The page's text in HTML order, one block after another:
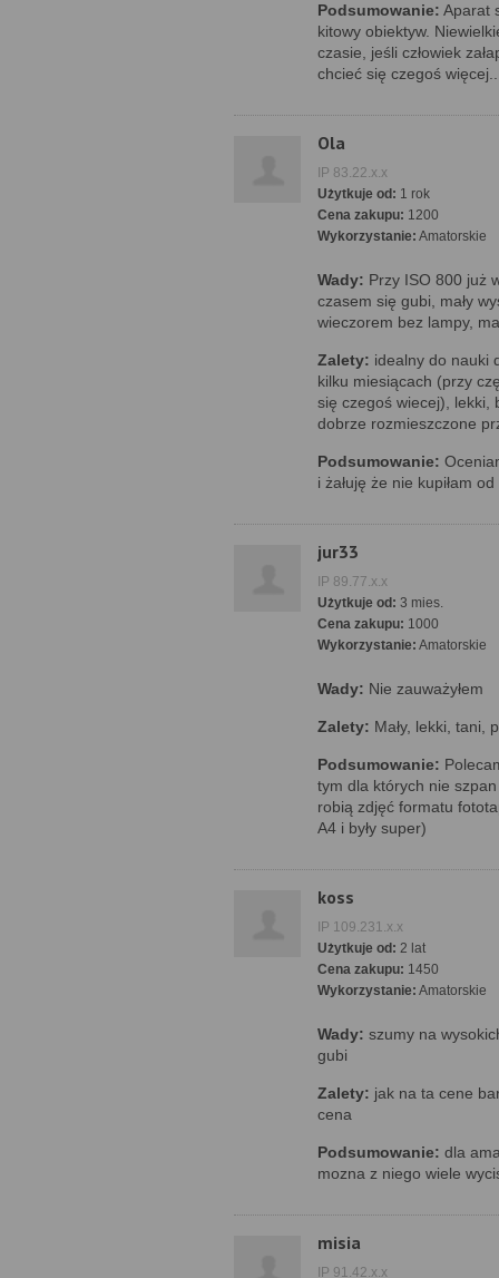
Podsumowanie: Aparat
kitowy obiektyw.
czasie, jeśli człowiek
chcieć się czegoś
Ola
IP 83.22.x.x
Użytkuje od: 1 rok
Cena zakupu: 1200
Wykorzystanie: Amatorskie
Wady: Przy ISO 800 już
czasem się gubi, mały
wieczorem bez lampy,
Zalety: idealny do nauki
kilku miesiącach (przy
się czegoś wiecej), lekki,
dobrze rozmieszczone
Podsumowanie:
i żałuję że nie kupiłam
jur33
IP 89.77.x.x
Użytkuje od: 3 mies.
Cena zakupu: 1000
Wykorzystanie: Amatorskie
Wady: Nie zauważyłem
Zalety: Mały, lekki, tani,
Podsumowanie:
tym dla których nie
robią zdjęć formatu
A4 i były super)
koss
IP 109.231.x.x
Użytkuje od: 2 lat
Cena zakupu: 1450
Wykorzystanie: Amatorskie
Wady: szumy na
gubi
Zalety: jak na ta cene
cena
Podsumowanie: dla
mozna z niego wiele
misia
IP 91.42.x.x